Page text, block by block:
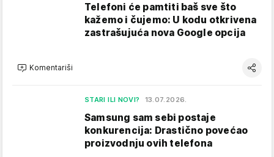
Telefoni će pamtiti baš sve što
kažemo i čujemo: U kodu otkrivena
zastrašujuća nova Google opcija
Komentariši
STARI ILI NOVI? 13.07.2026.
Samsung sam sebi postaje
konkurencija: Drastično povećao
proizvodnju ovih telefona